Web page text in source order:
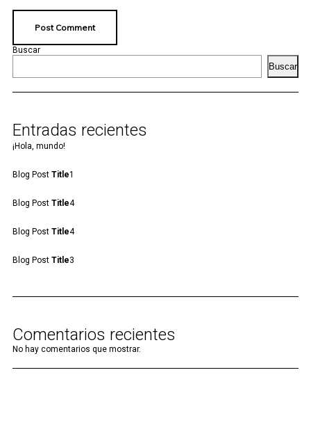
Buscar
Buscar
Entradas recientes
¡Hola, mundo!
Blog Post Title1
Blog Post Title4
Blog Post Title4
Blog Post Title3
Comentarios recientes
No hay comentarios que mostrar.